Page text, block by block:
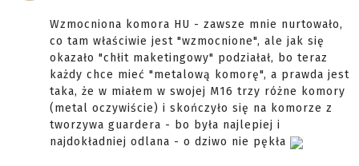
Wzmocniona komora HU - zawsze mnie nurtowało,
co tam właściwie jest "wzmocnione", ale jak się
okazało "chłit maketingowy" podziałał, bo teraz
każdy chce mieć "metalową komorę", a prawda jest
taka, że w miałem w swojej M16 trzy różne komory
(metal oczywiście) i skończyło się na komorze z
tworzywa guardera - bo była najlepiej i
najdokładniej odlana - o dziwo nie pękła